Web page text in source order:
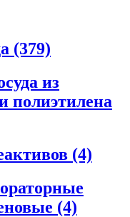
(379)
из
полиэтилена
(4)
(4)